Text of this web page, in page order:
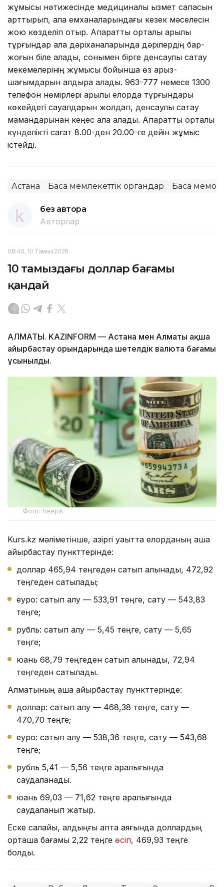
жұмысы нәтижесінде медициналық қызмет сапасын
арттырып, қала емханаларындағы кезек мәселесін
жою көзделіп отыр. Ақпаратты орталық арқылы
тұрғындар қала дәріханаларында дәрілердің бар-
жоғын біле алады, сонымен бірге денсаулық сақтау
мекемелерінің жұмысы бойынша өз арыз-
шағымдарын қалдыра алады. 963-777 немесе 1300
телефон нөмірлері арқылы елорда тұрғындары
көкейдегі сауалдарын жолдап, денсаулық сақтау
мамандарынан кеңес ала алады. Ақпараттық орталық
күнделікті сағат 8.00-ден 20.00-ге дейін жұмыс
істейді.
Астана Басқа мемлекеттік органдар Басқа
без автора
Авторлар
08:40, 10 Тамыз 2026
10 тамыздағы доллар бағамы
қандай
АЛМАТЫ. KAZINFORM — Астана мен Алматы ақша
айырбастау орындарында шетелдік валюта бағамы
ұсынылды.
Фото: freepik
Kurs.kz мәліметінше, қазіргі уақытта елорданың ақша
айырбастау пункттерінде:
доллар 465,94 теңгеден сатып алынады, 472,92
теңгеден сатылады;
еуро: сатып алу — 533,91 теңге, сату — 543,83
теңге;
рубль: сатып алу — 5,45 теңге, сату — 5,65
теңге;
юань 68,79 теңгеден сатып алынады, 72,94
теңгеден сатылады.
Алматының ақша айырбастау пункттерінде:
доллар: сатып алу — 468,38 теңге, сату —
470,70 теңге;
еуро: сатып алу — 538,36 теңге, сату — 543,68
теңге;
рубль 5,41 — 5,56 теңге аралығында
саудаланады.
юань 69,03 — 71,62 теңге аралығында
саудаланып жатыр.
Еске салайық, алдыңғы апта аяғында доллардың
орташа бағамы 2,22 теңге өсіп, 469,93 теңге
болды.